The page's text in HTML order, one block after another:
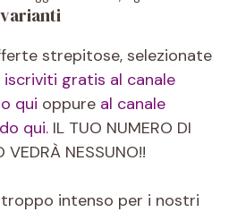
strepitose, selezionate
iscriviti gratis al canale
qui oppure al canale
qui. IL TUO NUMERO DI
VEDRÀ NESSUNO!!
intenso per i nostri